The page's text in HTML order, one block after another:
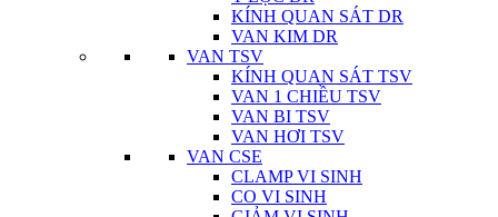
KÍNH QUAN SÁT DR
VAN KIM DR
VAN TSV
KÍNH QUAN SÁT TSV
VAN 1 CHIỀU TSV
VAN BI TSV
VAN HƠI TSV
VAN CSE
CLAMP VI SINH
CO VI SINH